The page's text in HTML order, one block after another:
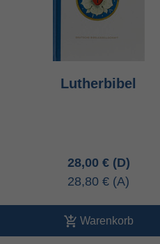
Lutherbibel
28,00 €
28,80 €
Warenkorb